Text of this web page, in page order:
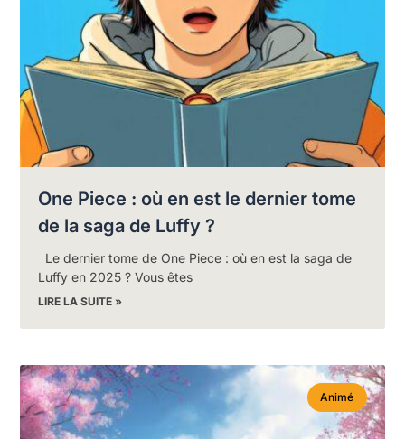
One Piece : où en est le dernier tome
de la saga de Luffy ?
Le dernier tome de One Piece : où en est la saga de
Luffy en 2025 ? Vous êtes
LIRE LA SUITE »
Animé